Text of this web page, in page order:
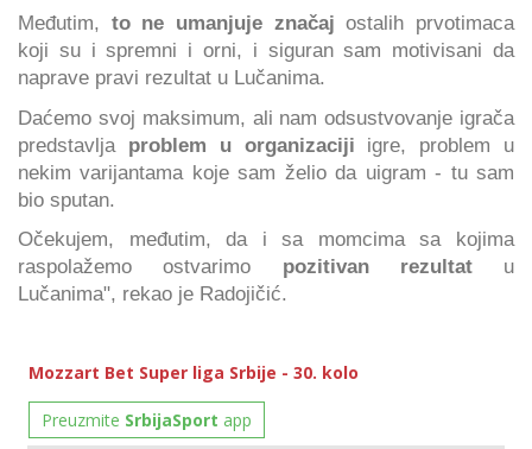
Međutim, to ne umanjuje značajostalih prvotimaca
koji su i spremni i orni, i siguran sam motivisani da
naprave pravi rezultat u Lučanima.
Daćemo svoj maksimum, ali nam odsustvovanje igrača
predstavlja problem u organizaciji igre, problem u
nekim varijantama koje sam želio da uigram - tu sam
bio sputan.
Očekujem, međutim, da i sa momcima sa kojima
raspolažemo ostvarimo pozitivan rezultatu
Lučanima", rekao je Radojičić.